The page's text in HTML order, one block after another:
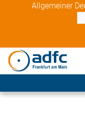
Allgemeiner